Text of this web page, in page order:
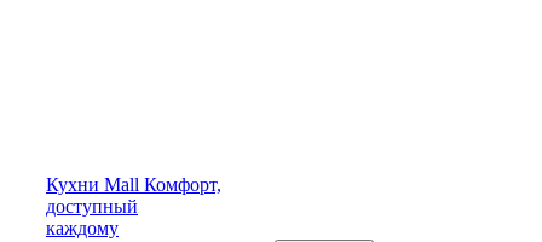
Кухни Mall Комфорт,
доступный
каждому